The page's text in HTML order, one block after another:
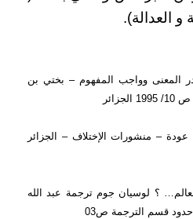
و العدالة).
قدر المعنى وواجب المفهوم – بختي بن
عودة – منشورات الإختلاف – الجزائر
؟ لوسيان جوم ترجمة عبد الله
قسم الترجمة ص03